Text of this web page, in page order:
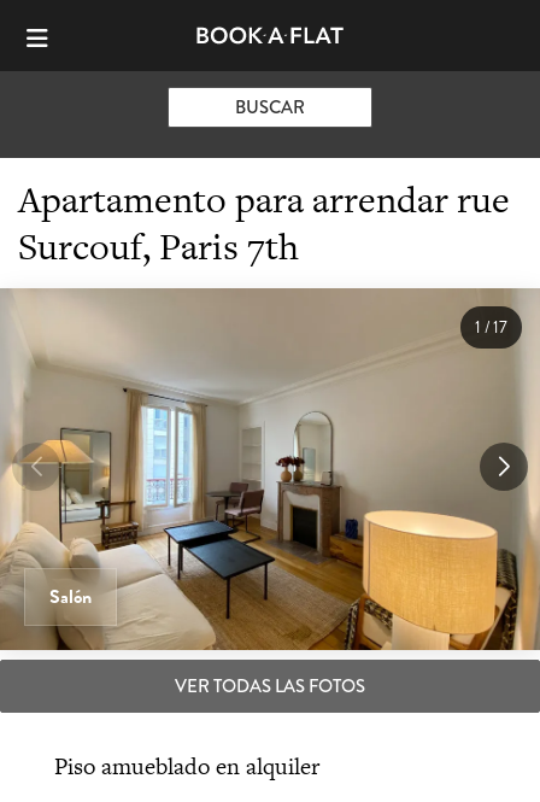
BUSCAR
Apartamento para arrendar rue
Surcouf, Paris 7th
Salón
1/17
VER TODAS LAS FOTOS
Piso amueblado en alquiler